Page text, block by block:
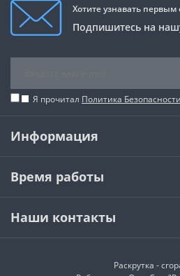
Хотите узнавать первым
Подпишитесь на
Я прочитал Политика Безопасности
Информация
Время работы
Наши контакты
Раскрутка -